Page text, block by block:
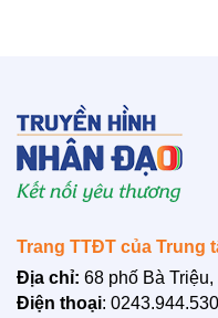
Trang TTĐT của Trung
Địa chỉ: 68 phố Bà
Điện thoại: